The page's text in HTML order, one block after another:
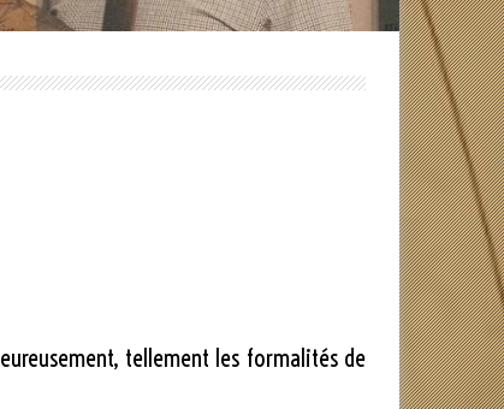
tellement les formalités de